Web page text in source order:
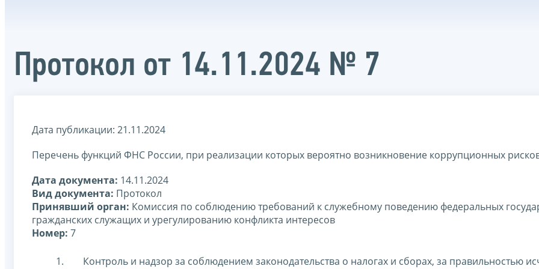
Протокол от 14.11.2024 № 7
Дата публикации: 21.11.2024
Перечень функций ФНС России, при реализации которых вероятно возникновение коррупционных
Дата документа: 14.11.2024
Вид документа: Протокол
Принявший орган: Комиссия по соблюдению требований к служебному поведению федеральных
гражданских служащих и урегулированию конфликта интересов
Номер: 7
Контроль и надзор за соблюдением законодательства о налогах и сборах, за правильностью